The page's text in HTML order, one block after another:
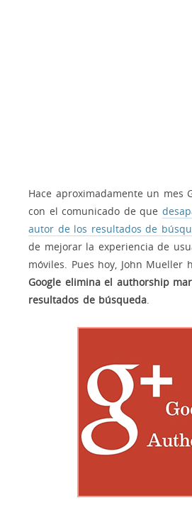
Hace aproximadamente un mes
con el comunicado de que
autor de los resultados de
de mejorar la experiencia de
móviles. Pues hoy, John Mueller
Google elimina el authorship
resultados de búsqueda